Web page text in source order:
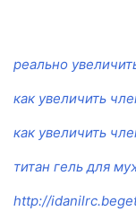
реально
как увеличить
как увеличить
титан гель для
http://